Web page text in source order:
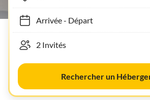
Arrivée- Départ
Rechercher un